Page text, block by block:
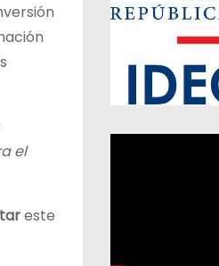
el
este